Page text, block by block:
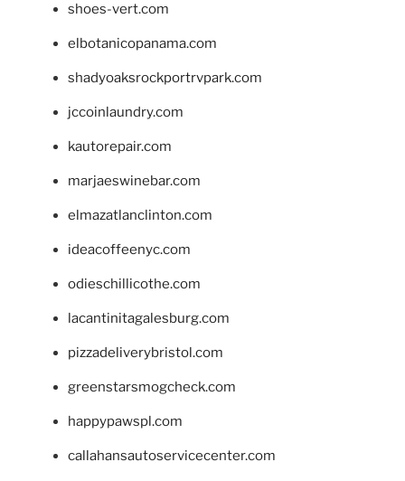
shoes-vert.com
elbotanicopanama.com
shadyoaksrockportrvpark.com
jccoinlaundry.com
kautorepair.com
marjaeswinebar.com
elmazatlanclinton.com
ideacoffeenyc.com
odieschillicothe.com
lacantinitagalesburg.com
pizzadeliverybristol.com
greenstarsmogcheck.com
happypawspl.com
callahansautoservicecenter.com